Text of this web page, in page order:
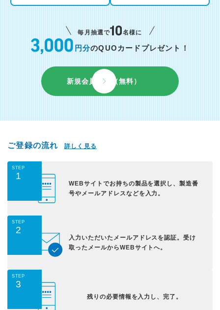
毎月抽選で 名様に
円分のQUOカードプレゼント！
新規会員登録（無料）
ご登録の流れ 詳しく見る
STEP
1
WEBサイトでお持ちの製品を選択し、製造番
号やメールアドレスなどを入力。
STEP
2
入力いただいた メールアドレスを認証。受け
取ったメールからWEBサイトへ。
STEP
3
残りの必要情報を入力し、完了。